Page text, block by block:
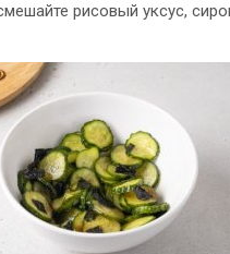
рисовый уксус,